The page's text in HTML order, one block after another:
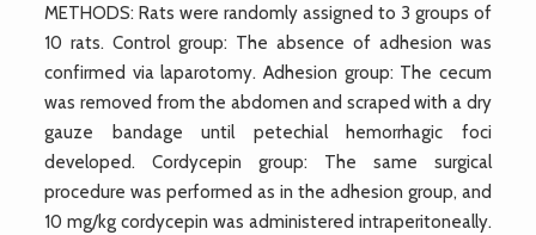
METHODS: Rats were randomly assigned to 3 groups of
10 rats. Control group: The absence of adhesion was
confirmed via laparotomy. Adhesion group: The cecum
was removed from the abdomen and scraped with a dry
gauze bandage until petechial hemorrhagic foci
developed. Cordycepin group: The same surgical
procedure was performed as in the adhesion group, and
10 mg/kg cordycepin was administered intraperitoneally.